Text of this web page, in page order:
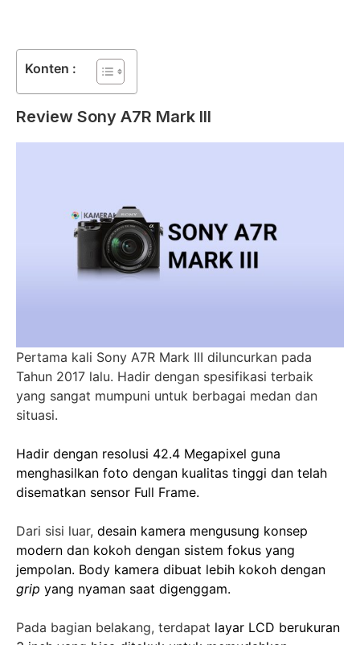
Konten :
Review Sony A7R Mark III
Pertama kali Sony A7R Mark III diluncurkan pada
Tahun 2017 lalu. Hadir dengan spesifikasi terbaik
yang sangat mumpuni untuk berbagai medan dan
situasi.
Hadir dengan resolusi 42.4 Megapixel guna
menghasilkan foto dengan kualitas tinggi dan telah
disematkan sensor Full Frame.
Dari sisi luar, desain kamera mengusung konsep
modern dan kokoh dengan sistem fokus yang
jempolan. Body kamera dibuat lebih kokoh dengan
grip yang nyaman saat digenggam.
Pada bagian belakang, terdapat layar LCD berukuran